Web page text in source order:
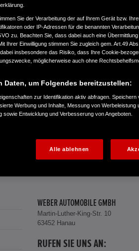
WEBER AUTOMOBILE GMBH
Martin-Luther-King-Str. 10
63452 Hanau
RUFEN SIE UNS AN:
Sie der Verarbeitung der auf Ihrem Gerät bzw.
oder IP-Adressen für die benannten
zu. Beachten Sie, dass dabei auch eine Übermittlung
Ihrer Einwilligung stimmen Sie zugleich gem. Art.49
insbesondere das Risiko, dass Ihre Cookie-
möglicherweise auch ohne
Daten, um Folgendes bereitzustellen:
zur Identifikation aktiv abfragen. Speichern
Werbung und Inhalte, Messung von Werbeleistung
Entwicklung und Verbesserung von Angeboten.
Alle ablehnen